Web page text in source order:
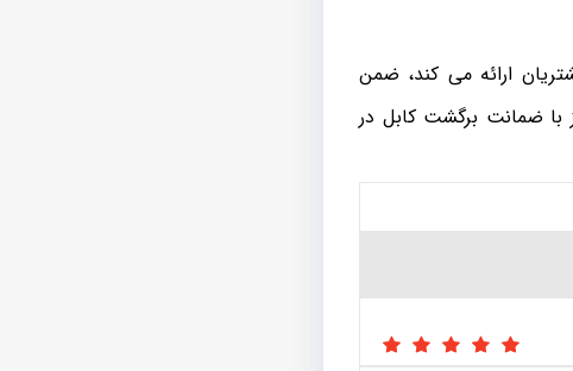
ارائه می کند، ضمن
با ضمانت برگشت کابل در